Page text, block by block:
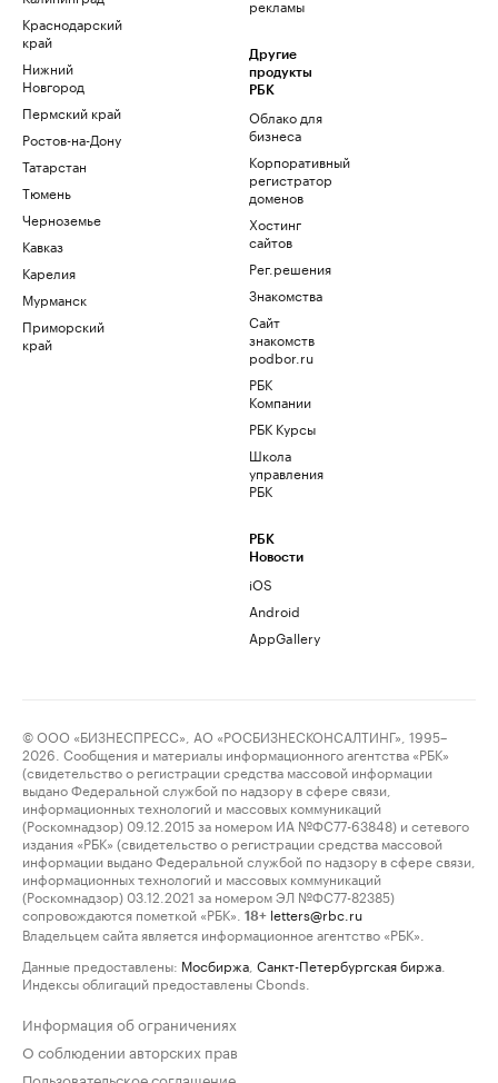
Краснодарский
край
Нижний
Новгород
Пермский край
Ростов-на-Дону
Татарстан
Тюмень
Черноземье
Кавказ
Карелия
Мурманск
Приморский
край
рекламы
Другие
продукты
РБК
Облако для
бизнеса
Корпоративный
регистратор
доменов
Хостинг
сайтов
Рег.решения
Знакомства
Сайт
знакомств
podbor.ru
РБК
Компании
РБК Курсы
Школа
управления
РБК
РБК
Новости
iOS
Android
AppGallery
© ООО «БИЗНЕСПРЕСС», АО «РОСБИЗНЕСКОНСАЛТИНГ», 1995–
2026. Сообщения и материалы информационного агентства «РБК»
(свидетельство о регистрации средства массовой информации
выдано Федеральной службой по надзору в сфере связи,
информационных технологий и массовых коммуникаций
(Роскомнадзор) 09.12.2015 за номером ИА №ФС77-63848) и сетевого
издания «РБК» (свидетельство о регистрации средства массовой
информации выдано Федеральной службой по надзору в сфере связи,
информационных технологий и массовых коммуникаций
(Роскомнадзор) 03.12.2021 за номером ЭЛ №ФС77-82385)
сопровождаются пометкой «РБК».
18+ letters@rbc.ru
Владельцем сайта является информационное агентство «РБК».
Данные предоставлены: Мосбиржа Санкт-Петербургская биржа
Индексы облигаций предоставлены Cbonds.
Информация об ограничениях
О соблюдении авторских прав